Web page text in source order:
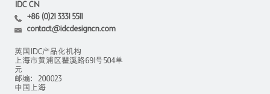
IDC CN
+86 (0)21 3331 5511
contact@idcdesigncn.com
英国IDC产品化机构
上海市黄浦区瞿溪路691号504单
元
邮编：200023
中国上海